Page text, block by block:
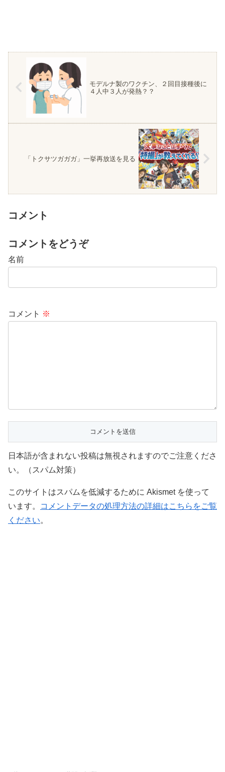
モデルナ製のワクチン、２回目接種後に
４人中３人が発熱？？
「トクサツガガガ」一挙再放送を見る
コメント
コメントをどうぞ
名前
コメント ※
日本語が含まれない投稿は無視されますのでご注意くださ
い。（スパム対策）
このサイトはスパムを低減するために Akismet を使って
います。
コメントデータの処理方法の詳細はこちらをご覧
ください。